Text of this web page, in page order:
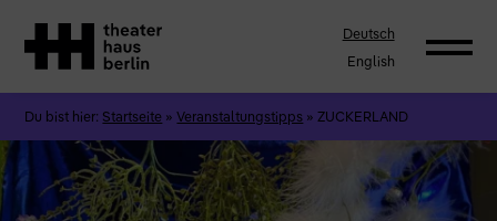
Deutsch
English
Du bist hier: Startseite »Veranstaltungstipps »ZUCKERLAND